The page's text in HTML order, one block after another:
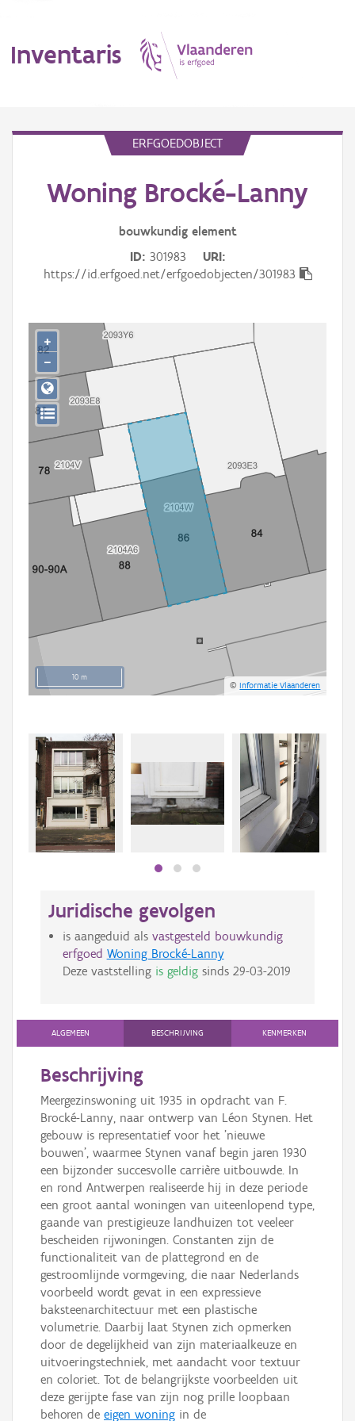
Inventaris
Erfgoedobject
Gebeurtenis
Persoon of collectief
Downloads
Hergebruik
Aanmelden
ERFGOEDOBJECT
Woning Brocké-Lanny
bouwkundig element
ID 301983
URI
https://id.erfgoed.net/erfgoedobjecten/301983
10 m
©Informatie Vlaanderen
+
−
Juridische gevolgen
is aangeduid als vastgesteld bouwkundig
erfgoed Woning Brocké-Lanny
Deze vaststelling is geldigsinds 29-03-2019
ALGEMEEN BESCHRIJVING KENMERKEN
Beschrijving
Meergezinswoning uit 1935 in opdracht van F.
Brocké-Lanny, naar ontwerp van Léon Stynen. Het
gebouw is representatief voor het 'nieuwe
bouwen', waarmee Stynen vanaf begin jaren 1930
een bijzonder succesvolle carrière uitbouwde. In
en rond Antwerpen realiseerde hij in deze periode
een groot aantal woningen van uiteenlopend type,
gaande van prestigieuze landhuizen tot veeleer
bescheiden rijwoningen. Constanten zijn de
functionaliteit van de plattegrond en de
gestroomlijnde vormgeving, die naar Nederlands
voorbeeld wordt gevat in een expressieve
baksteenarchitectuur met een plastische
volumetrie. Daarbij laat Stynen zich opmerken
door de degelijkheid van zijn materiaalkeuze en
uitvoeringstechniek, met aandacht voor textuur
en coloriet. Tot de belangrijkste voorbeelden uit
deze gerijpte fase van zijn nog prille loopbaan
behoren de eigen woning in de